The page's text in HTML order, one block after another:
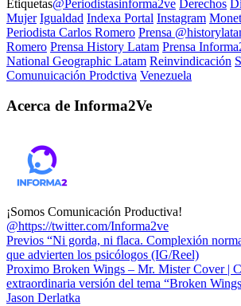
Etiquetas@Periodistasinforma2ve Derechos
Mujer Igualdad Indexa Portal Instagram
Periodista Carlos Romero Prensa
Romero Prensa History Latam Prensa
National Geographic Latam Reinvindicación
Comunuicación Prodctiva Venezuela
Acerca de Informa2Ve
¡Somos Comunicación Productiva!
@https://twitter.com/Informa2ve
Previos “Ni gorda, ni flaca. Complexión
que advierten los psicólogos (IG/Reel)
Proximo Broken Wings – Mr. Mister Cover |
extraordinaria versión del tema “Broken
Jason Derlatka